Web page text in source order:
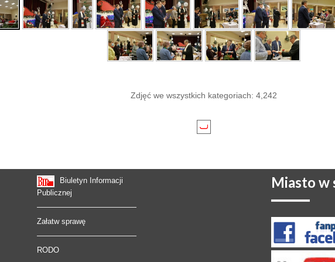
Zdjęć we wszystkich kategoriach: 4,242
Biuletyn Informacji
Publicznej
Załatw sprawę
RODO
Miasto w